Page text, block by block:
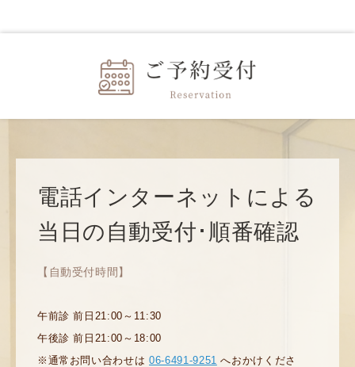
電話インターネットによる
当日の自動受付･順番確認
【自動受付時間】
午前診 前日21:00～11:30
午後診 前日21:00～18:00
※通常お問い合わせは06-6491-9251 へおかけくださ